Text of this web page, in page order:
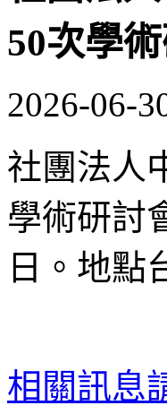
50次學
2026-06-
社團法人
學術研討
日。地點
相關訊息